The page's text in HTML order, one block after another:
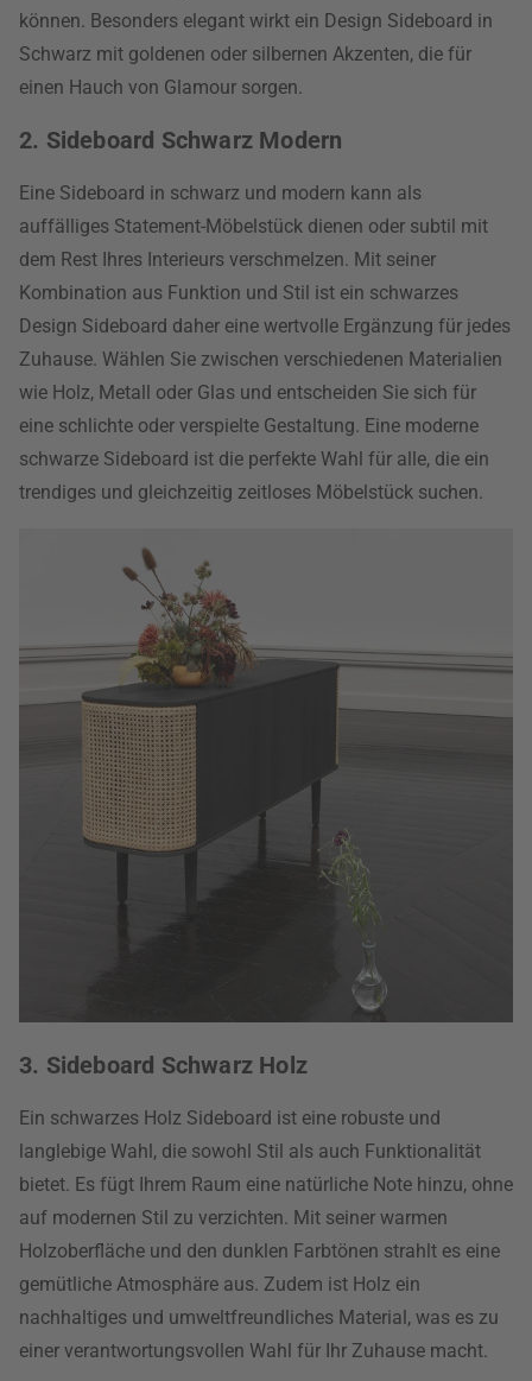
können. Besonders elegant wirkt ein Design Sideboard in
Schwarz mit goldenen oder silbernen Akzenten, die für
einen Hauch von Glamour sorgen.
2. Sideboard Schwarz Modern
Eine Sideboard in schwarz und modern kann als
auffälliges Statement-Möbelstück dienen oder subtil mit
dem Rest Ihres Interieurs verschmelzen. Mit seiner
Kombination aus Funktion und Stil ist ein schwarzes
Design Sideboard daher eine wertvolle Ergänzung für jedes
Zuhause. Wählen Sie zwischen verschiedenen Materialien
wie Holz, Metall oder Glas und entscheiden Sie sich für
eine schlichte oder verspielte Gestaltung. Eine moderne
schwarze Sideboard ist die perfekte Wahl für alle, die ein
trendiges und gleichzeitig zeitloses Möbelstück suchen.
3. Sideboard Schwarz Holz
Ein schwarzes Holz Sideboard ist eine robuste und
langlebige Wahl, die sowohl Stil als auch Funktionalität
bietet. Es fügt Ihrem Raum eine natürliche Note hinzu, ohne
auf modernen Stil zu verzichten. Mit seiner warmen
Holzoberfläche und den dunklen Farbtönen strahlt es eine
gemütliche Atmosphäre aus. Zudem ist Holz ein
nachhaltiges und umweltfreundliches Material, was es zu
einer verantwortungsvollen Wahl für Ihr Zuhause macht.